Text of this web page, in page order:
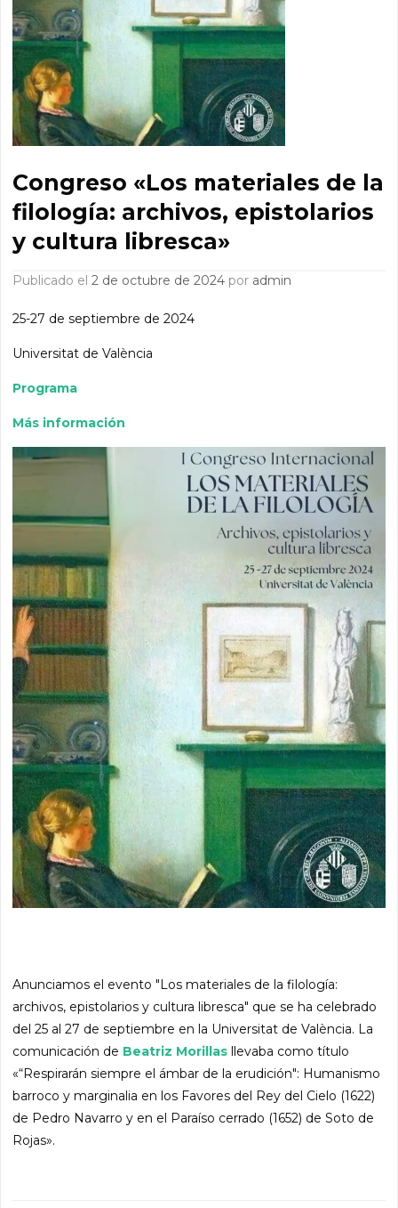
Congreso «Los materiales de la
filología: archivos, epistolarios
y cultura libresca»
Publicado el2 de octubre de 2024 por admin
25-27 de septiembre de 2024
Universitat de València
Programa
Más información
Anunciamos el evento "Los materiales de la filología:
archivos, epistolarios y cultura libresca" que se ha celebrado
del 25 al 27 de septiembre en la Universitat de València. La
comunicación de Beatriz Morillas llevaba como título
«“Respirarán siempre el ámbar de la erudición": Humanismo
barroco y marginalia en los Favores del Rey del Cielo (1622)
de Pedro Navarro y en el Paraíso cerrado (1652) de Soto de
Rojas».